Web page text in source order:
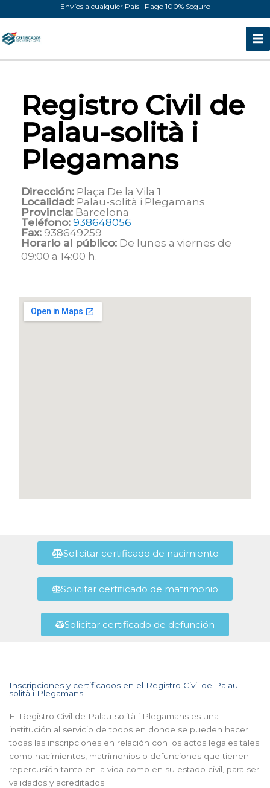
al
contenido
Envíos a cualquier País · Pago 100% Seguro
Registro Civil de
Palau-solità i
Plegamans
Dirección: Plaça De la Vila 1
Localidad: Palau-solità i Plegamans
Provincia: Barcelona
Teléfono: 938648056
Fax: 938649259
Horario al público: De lunes a viernes de
09:00 a 14:00 h.
Solicitar certificado de nacimiento
Solicitar certificado de matrimonio
Solicitar certificado de defunción
Inscripciones y certificados en el Registro Civil de Palau-
solità i Plegamans
El Registro Civil de Palau-solità i Plegamans es una
institución al servicio de todos en donde se pueden hacer
todas las inscripciones en relación con los actos legales tales
como nacimientos, matrimonios o defunciones que tienen
repercusión tanto en la vida como en su estado civil, para ser
validados y acreditados.